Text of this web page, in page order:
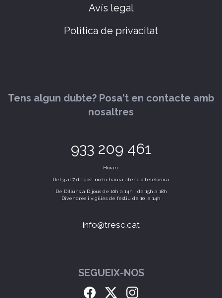
Avís legal
Política de privacitat
Tens algun dubte? Posa't en contacte amb
nosaltres
933 209 461
Horari:
Del 3 al 7 d'agost no hi haura atenció telefònica
De Dilluns a Dijous de 10h a 14h i de 15h a 18h
Divendres i vigílies de festiu de 10 a 14h
info@tresc.cat
SEGUEIX-NOS